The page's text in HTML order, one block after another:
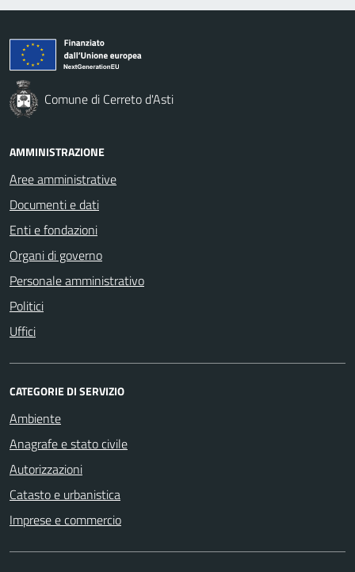
Comune di Cerreto d'Asti
AMMINISTRAZIONE
Aree amministrative
Documenti e dati
Enti e fondazioni
Organi di governo
Personale amministrativo
Politici
Uffici
CATEGORIE DI SERVIZIO
Ambiente
Anagrafe e stato civile
Autorizzazioni
Catasto e urbanistica
Imprese e commercio